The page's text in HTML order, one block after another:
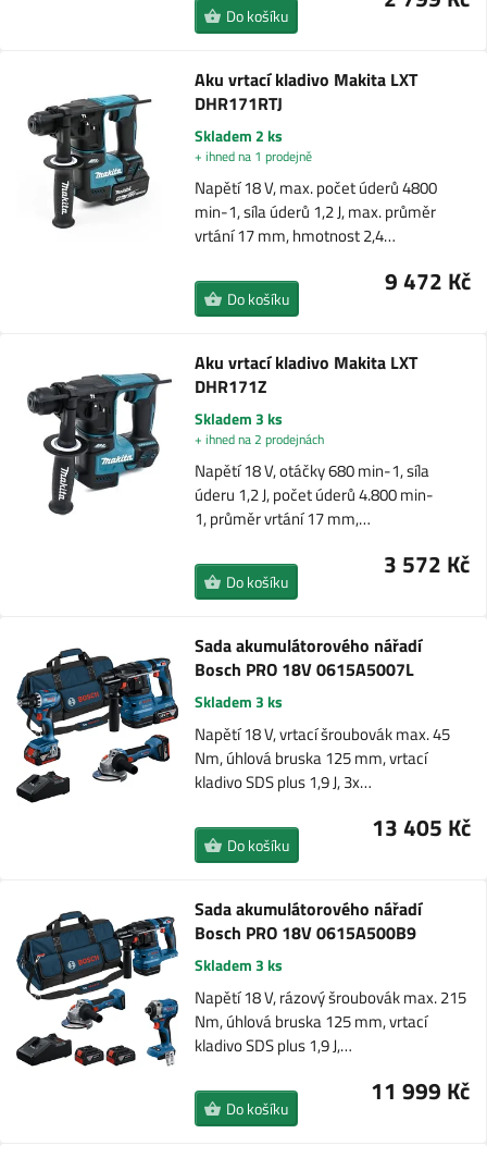
Do košíku
Aku vrtací kladivo Makita LXT
DHR171RTJ
Skladem 2 ks
+ ihned na 1 prodejně
Napětí 18 V, max. počet úderů 4800
min-1, síla úderů 1,2 J, max. průměr
vrtání 17 mm, hmotnost 2,4…
9 472 Kč
Do košíku
Aku vrtací kladivo Makita LXT
DHR171Z
Skladem 3 ks
+ ihned na 2 prodejnách
Napětí 18 V, otáčky 680 min-1, síla
úderu 1,2 J, počet úderů 4.800 min-
1, průměr vrtání 17 mm,…
3 572 Kč
Do košíku
Sada akumulátorového nářadí
Bosch PRO 18V 0615A5007L
Skladem 3 ks
Napětí 18 V, vrtací šroubovák max. 45
Nm, úhlová bruska 125 mm, vrtací
kladivo SDS plus 1,9 J, 3x…
13 405 Kč
Do košíku
Sada akumulátorového nářadí
Bosch PRO 18V 0615A500B9
Skladem 3 ks
Napětí 18 V, rázový šroubovák max. 215
Nm, úhlová bruska 125 mm, vrtací
kladivo SDS plus 1,9 J,…
11 999 Kč
Do košíku